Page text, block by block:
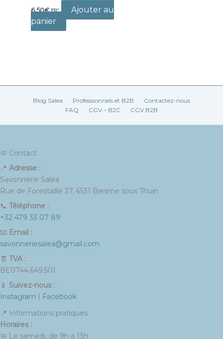
6,50€ TTC
Ajouter au
panier
Blog Salea Professionnels et B2B
Contactez-nous
FAQ
CGV – B2C CGV B2B
🧼 Contact
📍 Adresse :
Savonnerie Salea
Rue de Forestaille 37, 6531 Biesme sous Thuin
📞 Téléphone :
+32 479 33 07 89
📧 Email :
savonneriesalea@gmail.com
🧾 TVA :
BE0744.649.501
📱 Suivez-nous :
Instagram | Facebook
📍 Informations pratiques
Horaires :
🧼 Le samedi, de 9h à 13h